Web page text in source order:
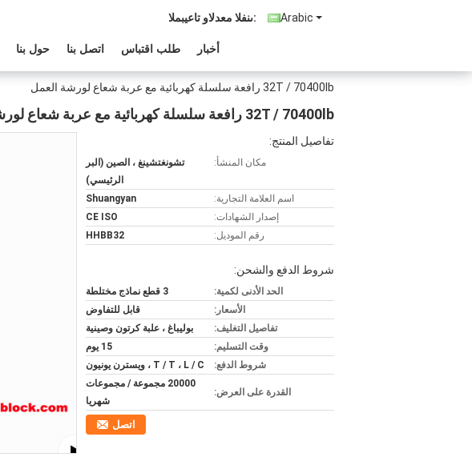
Arabic المبيعات والدعم الفنى:
حول بنا اتصل بنا طلب اقتباس أخبار
32T / 70400lb رافعة سلسلة كهربائية مع عربة شعاع لورشة العمل
32T / 70400lb رافعة سلسلة كهربائية مع عربة شعاع لورشة العمل
تفاصيل المنتج:
مكان المنشأ:
تشونغتشينغ ، الصين (البر
الرئيسي)
اسم العلامة التجارية:
Shuangyan
إصدار الشهادات:
CE ISO
رقم الموديل:
HHBB32
شروط الدفع والشحن:
الحد الأدنى لكمية:
3 قطع نماذج مختلطة
الأسعار:
قابل للتفاوض
تفاصيل التغليف:
بوليباغ ، علبة كرتون وصينية
وقت التسليم:
15 يوم
شروط الدفع:
T / T ، L / C ، ويسترن يونيون
القدرة على العرض:
20000 مجموعة / مجموعات
شهريا
اتصل